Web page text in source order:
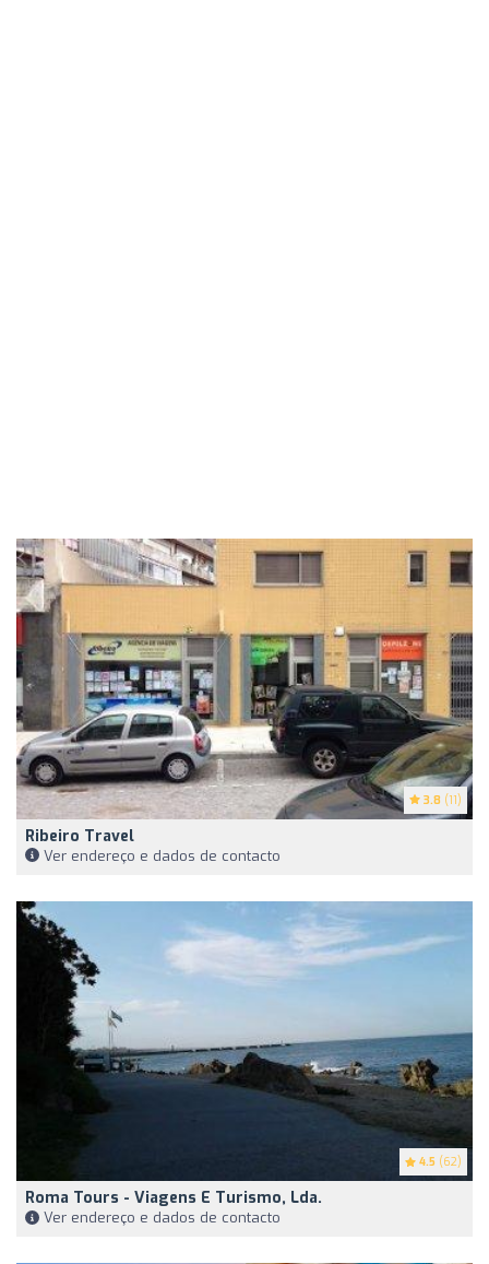
3.8 (11)
Ribeiro Travel
Ver endereço e dados de contacto
4.5 (62)
Roma Tours - Viagens E Turismo, Lda.
Ver endereço e dados de contacto